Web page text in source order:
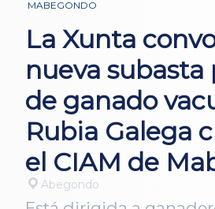
MABEGONDO
La Xunta
nueva subasta
de ganado
Rubia Galega
el CIAM de
Abegondo